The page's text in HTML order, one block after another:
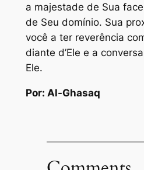
a majestade de Sua
de Seu domínio. Sua
você a ter reverência
diante d’Ele e a
Ele.
Por: Al-Ghasaq